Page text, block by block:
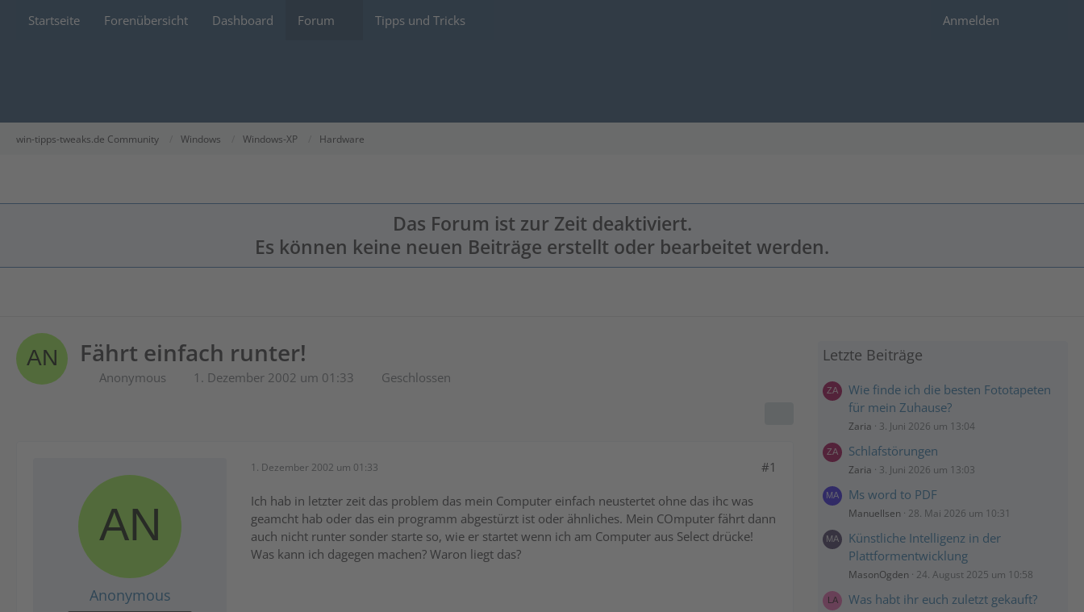
Startseite Forenübersicht Dashboard Forum Tipps und Tricks Anmelden
win-tipps-tweaks.de Community Windows Windows-XP Hardware
Das Forum ist zur Zeit deaktiviert.
Es können keine neuen Beiträge erstellt oder bearbeitet werden.
Fährt einfach runter!
Anonymous 1. Dezember 2002 um 01:33 Geschlossen
Anonymous
1. Dezember 2002 um 01:33 #1
Ich hab in letzter zeit das problem das mein Computer einfach neustertet ohne das ihc was
geamcht hab oder das ein programm abgestürzt ist oder ähnliches. Mein COmputer fährt dann
auch nicht runter sonder starte so, wie er startet wenn ich am Computer aus Select drücke!
Was kann ich dagegen machen? Waron liegt das?
Letzte Beiträge
Wie finde ich die besten Fototapeten
für mein Zuhause?
Zaria 3. Juni 2026 um 13:04
Schlafstörungen
Zaria 3. Juni 2026 um 13:03
Ms word to PDF
Manuellsen 28. Mai 2026 um 10:31
Künstliche Intelligenz in der
Plattformentwicklung
MasonOgden 24. August 2025 um 10:58
Was habt ihr euch zuletzt gekauft?